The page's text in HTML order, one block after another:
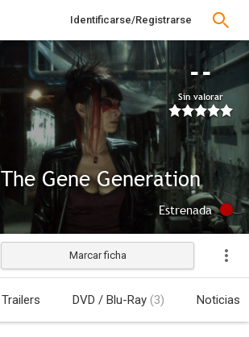
Identificarse/Registrarse
--
Sin valorar
The Gene Generation
Estrenada
Marcar ficha
Trailers DVD / Blu-Ray (3) Noticias